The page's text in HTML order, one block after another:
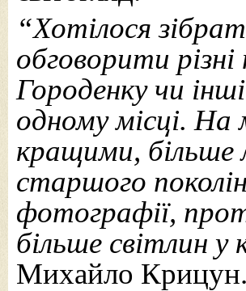
“Хотілося
обговорити
Городенку чи
одному місці.
кращими,
старшого
фотографії,
більше світлин у
Михайло Крицун.